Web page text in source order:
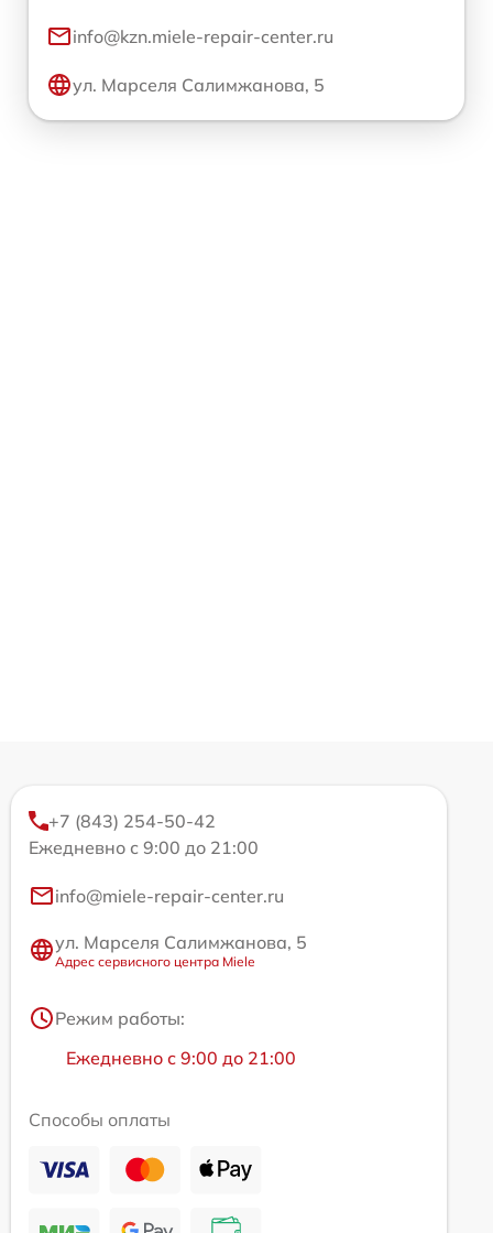
info@kzn.miele-repair-center.ru
ул. Марселя Салимжанова, 5
+7 (843) 254-50-42
Ежедневно с 9:00 до 21:00
info@miele-repair-center.ru
ул. Марселя Салимжанова, 5
Адрес сервисного центра Miele
Режим работы:
Ежедневно с 9:00 до 21:00
Способы оплаты